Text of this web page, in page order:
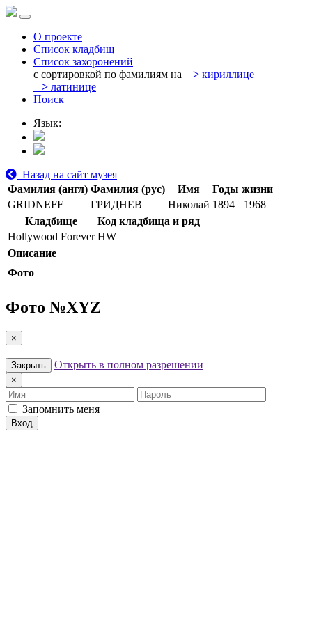
О проекте
Список кладбищ
Список захоронений
с сортировкой по фамилиям на
> кириллице
> латинице
Поиск
Язык:
Назад на сайт музея
Фамилия (англ) Фамилия (рус) Имя
Годы жизни
GRIDNEFF
ГРИДНЕВ Николай 1894
1968
Кладбище
Код кладбища и ряд
Hollywood Forever HW
Описание
Фото
Фото №XYZ
×
Закрыть Открыть в полном разрешении
×
Имя
Пароль
Запомнить меня
Вход